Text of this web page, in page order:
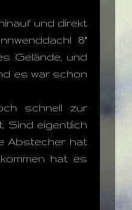
und direkt
8"
Gelände, und
es war schon
schnell zur
Sind eigentlich
Abstecher hat
hat es